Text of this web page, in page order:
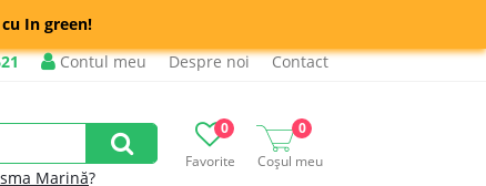
In green!
Contul meu Despre noi Contact
Favorite
0
Coșul meu
0
Marină?